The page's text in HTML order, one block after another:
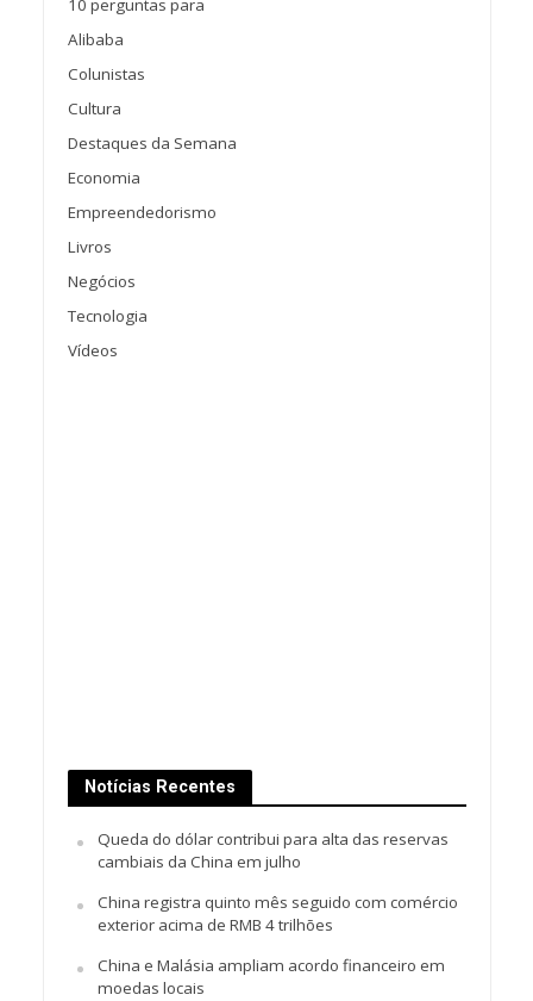
10 perguntas para
Alibaba
Colunistas
Cultura
Destaques da Semana
Economia
Empreendedorismo
Livros
Negócios
Tecnologia
Vídeos
Notícias Recentes
Queda do dólar contribui para alta das reservas
cambiais da China em julho
China registra quinto mês seguido com comércio
exterior acima de RMB 4 trilhões
China e Malásia ampliam acordo financeiro em
moedas locais